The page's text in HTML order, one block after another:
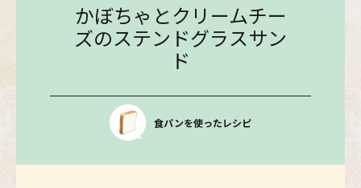
かぼちゃとクリームチー
ズのステンドグラスサン
ド
食パンを使ったレシピ